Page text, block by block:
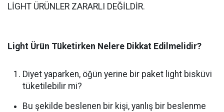
LİGHT ÜRÜNLER ZARARLI DEĞİLDİR.
Light Ürün Tüketirken Nelere Dikkat Edilmelidir?
Diyet yaparken, öğün yerine bir paket light bisküvi
tüketilebilir mi?
Bu şekilde beslenen bir kişi, yanlış bir beslenme